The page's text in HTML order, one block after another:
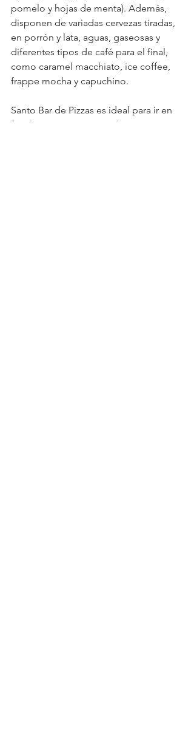
pomelo y hojas de menta). Además,
disponen de variadas cervezas tiradas,
en porrón y lata, aguas, gaseosas y
diferentes tipos de café para el final,
como caramel macchiato, ice coffee,
frappe mocha y capuchino.
Santo Bar de Pizzas es ideal para ir en
familia, con amigos o solo, ya sea por